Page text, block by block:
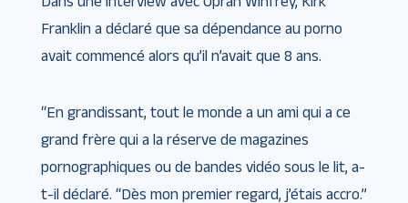
Franklin a déclaré que sa dépendance au porno
avait commencé alors qu’il n’avait que 8 ans.
“En grandissant, tout le monde a un ami qui a ce
grand frère qui a la réserve de magazines
pornographiques ou de bandes vidéo sous le lit, a-
t-il déclaré. “Dès mon premier regard, j’étais accro.”